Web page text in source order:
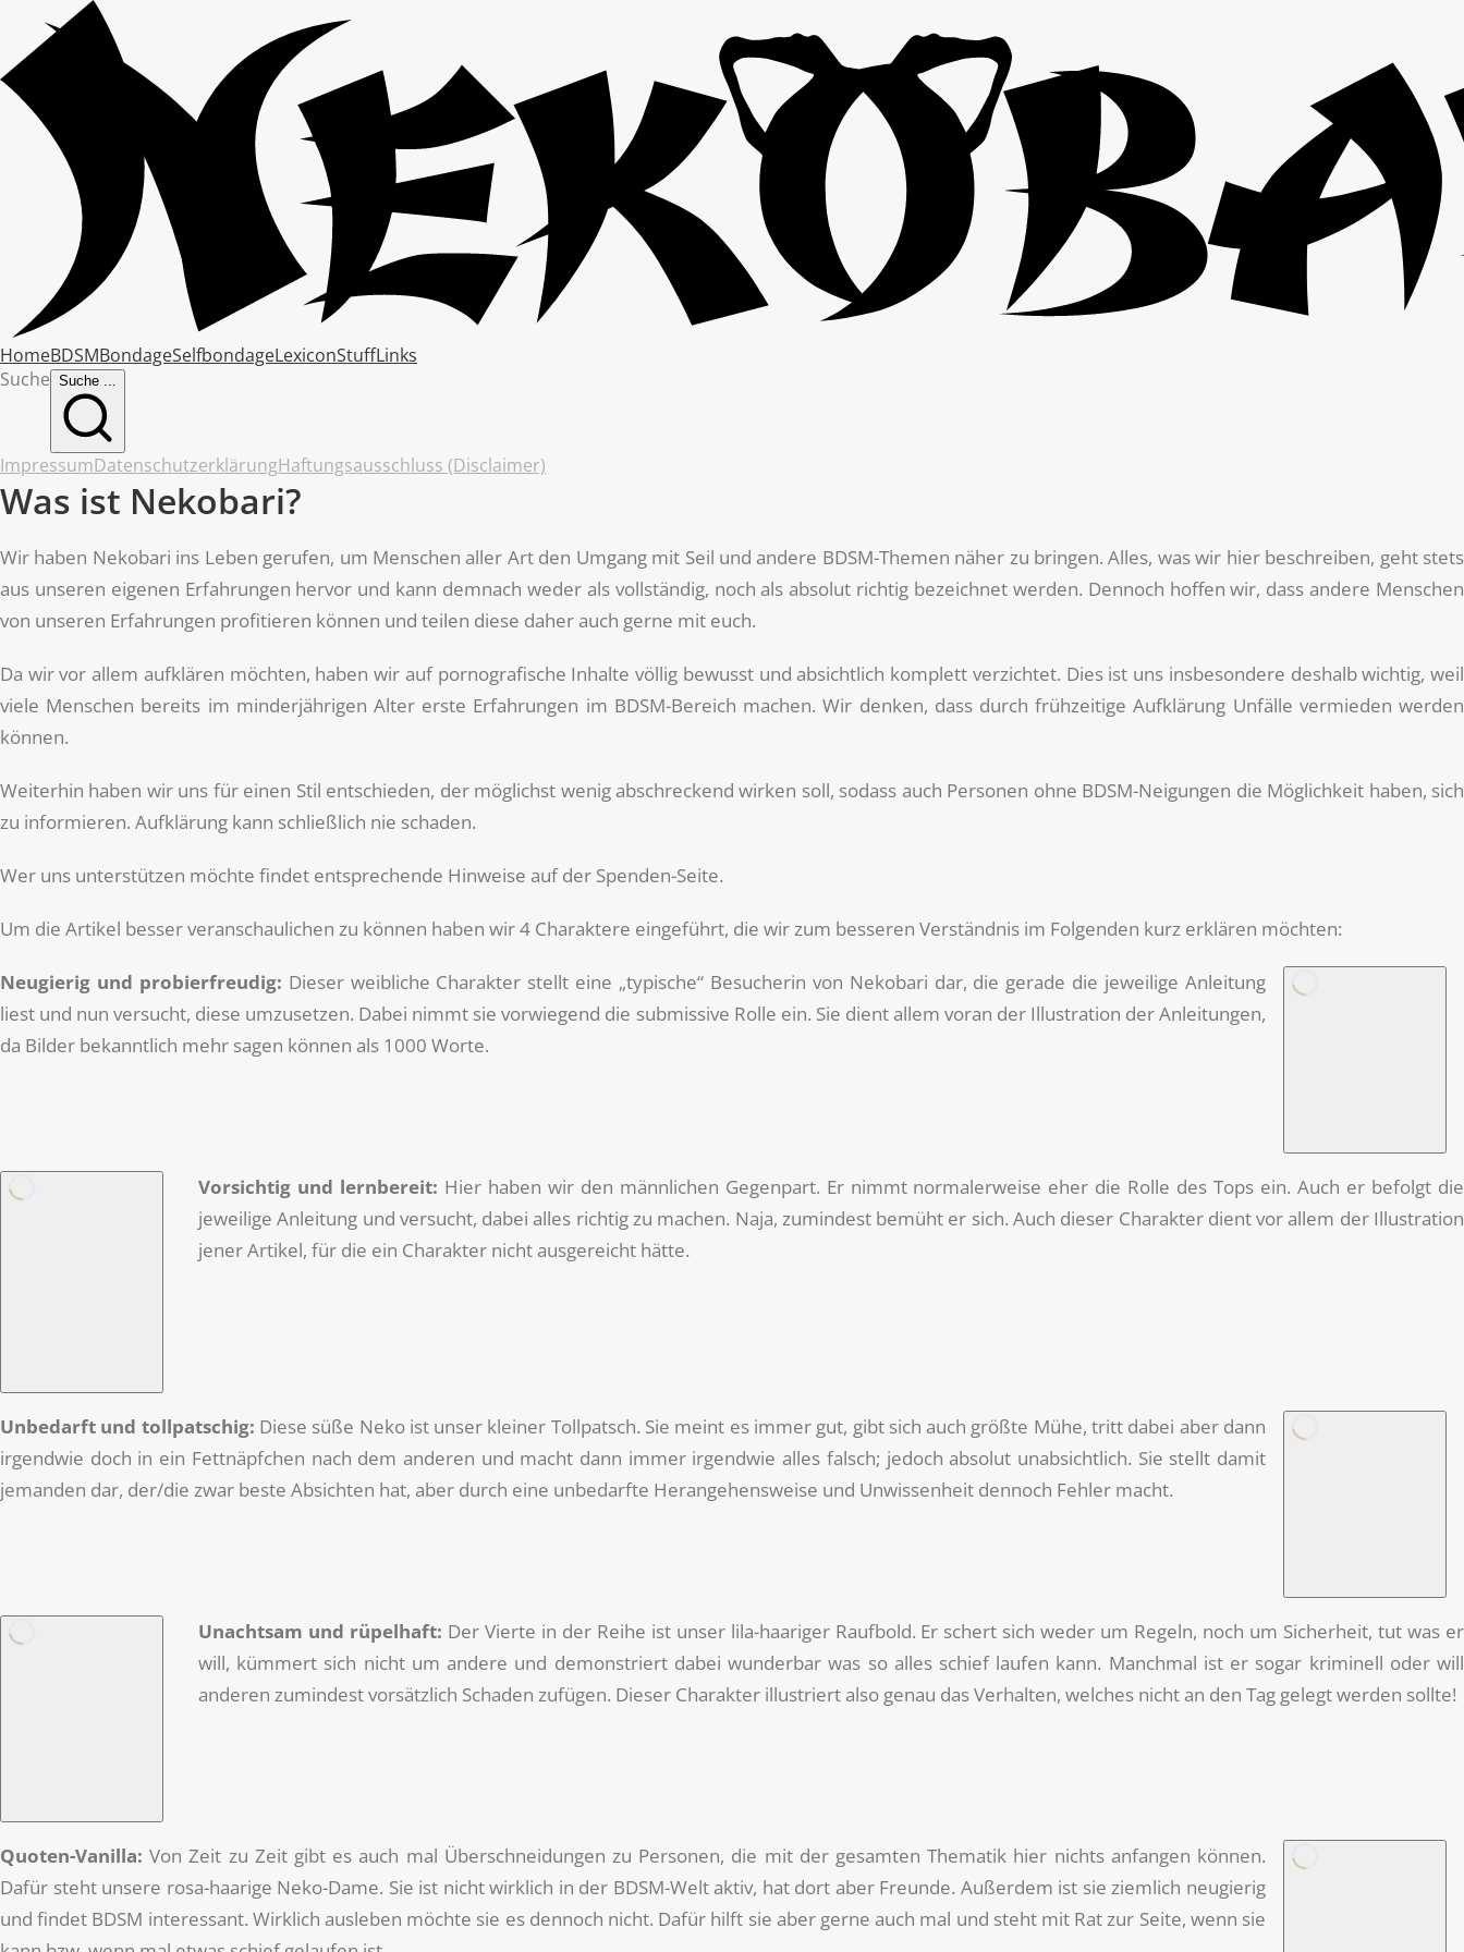
HomeBDSMBondageSelfbondageLexiconStuffLinks
Suche Suche ...
ImpressumDatenschutzerklärungHaftungsausschluss (Disclaimer)
Was ist Nekobari?
Wir haben Nekobari ins Leben gerufen, um Menschen aller Art den Umgang mit Seil und andere BDSM-Themen näher zu bringen. Alles, was wir hier beschreiben, geht stets
aus unseren eigenen Erfahrungen hervor und kann demnach weder als vollständig, noch als absolut richtig bezeichnet werden. Dennoch hoffen wir, dass andere Menschen
von unseren Erfahrungen profitieren können und teilen diese daher auch gerne mit euch.
Da wir vor allem aufklären möchten, haben wir auf pornografische Inhalte völlig bewusst und absichtlich komplett verzichtet. Dies ist uns insbesondere deshalb wichtig, weil
viele Menschen bereits im minderjährigen Alter erste Erfahrungen im BDSM-Bereich machen. Wir denken, dass durch frühzeitige Aufklärung Unfälle vermieden werden
können.
Weiterhin haben wir uns für einen Stil entschieden, der möglichst wenig abschreckend wirken soll, sodass auch Personen ohne BDSM-Neigungen die Möglichkeit haben, sich
zu informieren. Aufklärung kann schließlich nie schaden.
Wer uns unterstützen möchte findet entsprechende Hinweise auf der Spenden-Seite.
Um die Artikel besser veranschaulichen zu können haben wir 4 Charaktere eingeführt, die wir zum besseren Verständnis im Folgenden kurz erklären möchten:
Neugierig und probierfreudig: Dieser weibliche Charakter stellt eine „typische“ Besucherin von Nekobari dar, die gerade die jeweilige Anleitung
liest und nun versucht, diese umzusetzen. Dabei nimmt sie vorwiegend die submissive Rolle ein. Sie dient allem voran der Illustration der Anleitungen,
da Bilder bekanntlich mehr sagen können als 1000 Worte.
Vorsichtig und lernbereit: Hier haben wir den männlichen Gegenpart. Er nimmt normalerweise eher die Rolle des Tops ein. Auch er befolgt die
jeweilige Anleitung und versucht, dabei alles richtig zu machen. Naja, zumindest bemüht er sich. Auch dieser Charakter dient vor allem der Illustration
jener Artikel, für die ein Charakter nicht ausgereicht hätte.
Unbedarft und tollpatschig: Diese süße Neko ist unser kleiner Tollpatsch. Sie meint es immer gut, gibt sich auch größte Mühe, tritt dabei aber dann
irgendwie doch in ein Fettnäpfchen nach dem anderen und macht dann immer irgendwie alles falsch; jedoch absolut unabsichtlich. Sie stellt damit
jemanden dar, der/die zwar beste Absichten hat, aber durch eine unbedarfte Herangehensweise und Unwissenheit dennoch Fehler macht.
Unachtsam und rüpelhaft: Der Vierte in der Reihe ist unser lila-haariger Raufbold. Er schert sich weder um Regeln, noch um Sicherheit, tut was er
will, kümmert sich nicht um andere und demonstriert dabei wunderbar was so alles schief laufen kann. Manchmal ist er sogar kriminell oder will
anderen zumindest vorsätzlich Schaden zufügen. Dieser Charakter illustriert also genau das Verhalten, welches nicht an den Tag gelegt werden sollte!
Quoten-Vanilla: Von Zeit zu Zeit gibt es auch mal Überschneidungen zu Personen, die mit der gesamten Thematik hier nichts anfangen können.
Dafür steht unsere rosa-haarige Neko-Dame. Sie ist nicht wirklich in der BDSM-Welt aktiv, hat dort aber Freunde. Außerdem ist sie ziemlich neugierig
und findet BDSM interessant. Wirklich ausleben möchte sie es dennoch nicht. Dafür hilft sie aber gerne auch mal und steht mit Rat zur Seite, wenn sie